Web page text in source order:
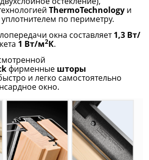
ThermoTechnology и
по периметру.
окна составляет1,3 Вт/
1 Вт/м2К.
фирменные шторы
и легко самостоятельно
окно.